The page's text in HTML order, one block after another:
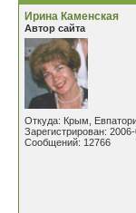
Ирина Каменская
Автор сайта
Откуда: Крым,
Зарегистрирован:
Сообщений: 12766